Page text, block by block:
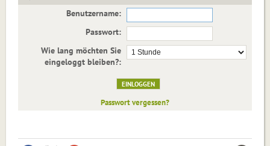
Benutzername:
Passwort:
Wie lang möchten Sie
eingeloggt bleiben?:
Passwort vergessen?